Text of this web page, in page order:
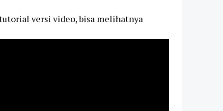
versi video, bisa melihatnya